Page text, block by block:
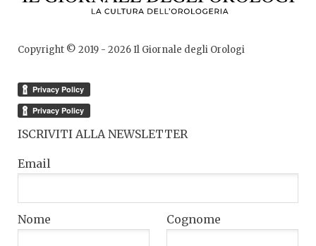
Copyright © 2019 - 2026Il Giornale degli Orologi
ISCRIVITI ALLA NEWSLETTER
Email
Nome Cognome